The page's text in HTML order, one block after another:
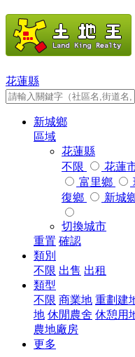
花蓮縣
新城鄉
區域
花蓮縣
不限
花蓮
富里鄉
復鄉
新城
切換城市
重置 確認
類別
不限 出售 出租
類型
不限 商業地 重劃建
地 休閒農舍 休憩用
農地廠房
更多